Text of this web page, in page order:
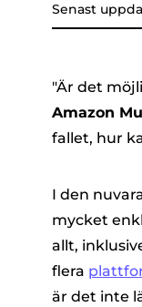
SupportSenast
"Är det
Amazon
fallet, hur
I den
mycket
allt,
flera
är det inte